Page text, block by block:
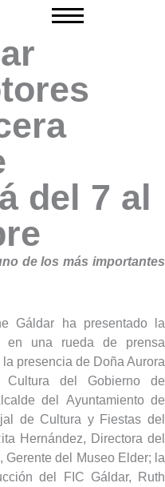
del 7 al
de los más importantes
Gáldar ha presentado la
en una rueda de prensa
presencia de Doña Aurora
Cultura del Gobierno de
del Ayuntamiento de
de Cultura y Fiestas del
Hernández, Directora del
Gerente del Museo Elder; la
del FIC Gáldar, Ruth